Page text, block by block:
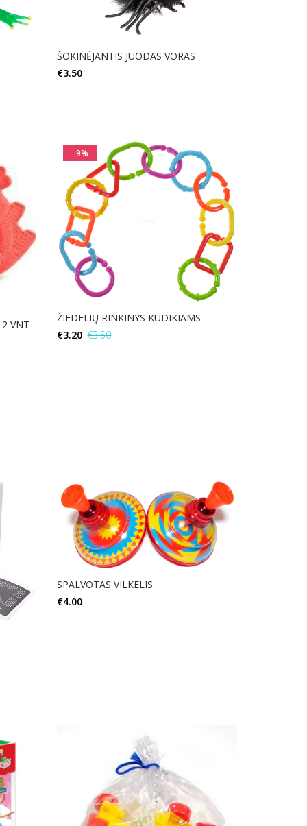
ŠOKINĖJANTIS JUODAS VORAS
€3.50
VNT
-9%
ŽIEDELIŲ RINKINYS KŪDIKIAMS
€3.20 €3.50
SPALVOTAS VILKELIS
€4.00